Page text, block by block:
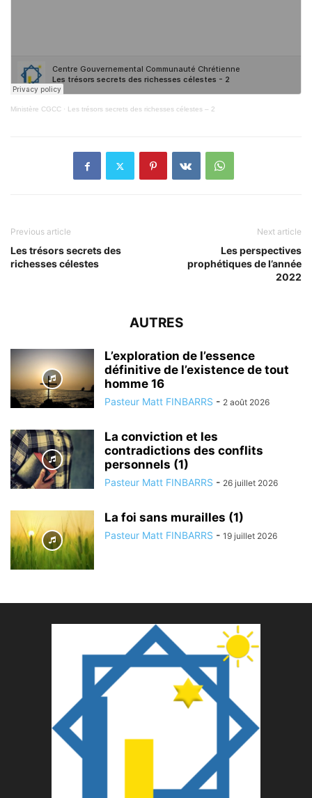
Ministère CGCC · Les trésors secrets des richesses célestes – 2
Previous article
Les trésors secrets des
richesses célestes
Next article
Les perspectives
prophétiques de l’année
2022
AUTRES
L’exploration de l’essence
définitive de l’existence de tout
homme 16
Pasteur Matt FINBARRS - 2 août 2026
La conviction et les
contradictions des conflits
personnels (1)
Pasteur Matt FINBARRS - 26 juillet 2026
La foi sans murailles (1)
Pasteur Matt FINBARRS - 19 juillet 2026